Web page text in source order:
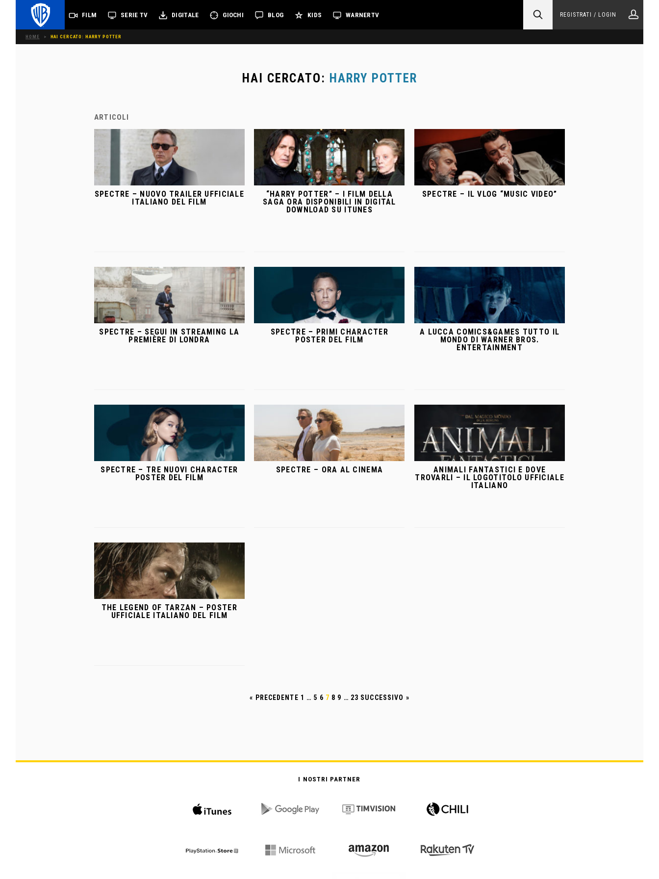
FILM SERIE TV DIGITALE GIOCHI BLOG KIDS WARNERTV REGISTRATI / LOGIN
HOME > HAI CERCATO: HARRY POTTER
HAI CERCATO: HARRY POTTER
ARTICOLI
SPECTRE – NUOVO TRAILER UFFICIALE
ITALIANO DEL FILM
“HARRY POTTER” – I FILM DELLA
SAGA ORA DISPONIBILI IN DIGITAL
DOWNLOAD SU ITUNES
SPECTRE – IL VLOG “MUSIC VIDEO”
SPECTRE – SEGUI IN STREAMING LA
PREMIÈRE DI LONDRA
SPECTRE – PRIMI CHARACTER
POSTER DEL FILM
A LUCCA COMICS&GAMES TUTTO IL
MONDO DI WARNER BROS.
ENTERTAINMENT
SPECTRE – TRE NUOVI CHARACTER
POSTER DEL FILM
SPECTRE – ORA AL CINEMA
ANIMALI FANTASTICI E DOVE
TROVARLI – IL LOGOTITOLO UFFICIALE
ITALIANO
THE LEGEND OF TARZAN – POSTER
UFFICIALE ITALIANO DEL FILM
« PRECEDENTE 1 … 5 6 7 8 9 … 23 SUCCESSIVO »
I NOSTRI PARTNER